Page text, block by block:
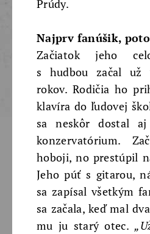
Prúdy.
Najprv fanúšik,
Začiatok jeho
s hudbou začal už
rokov. Rodičia ho
klavíra do ľudovej
sa neskôr dostal
konzervatórium.
hoboji, no prestúpil
Jeho púť s gitarou,
sa zapísal všetkým
sa začala, keď mal
mu ju starý otec.